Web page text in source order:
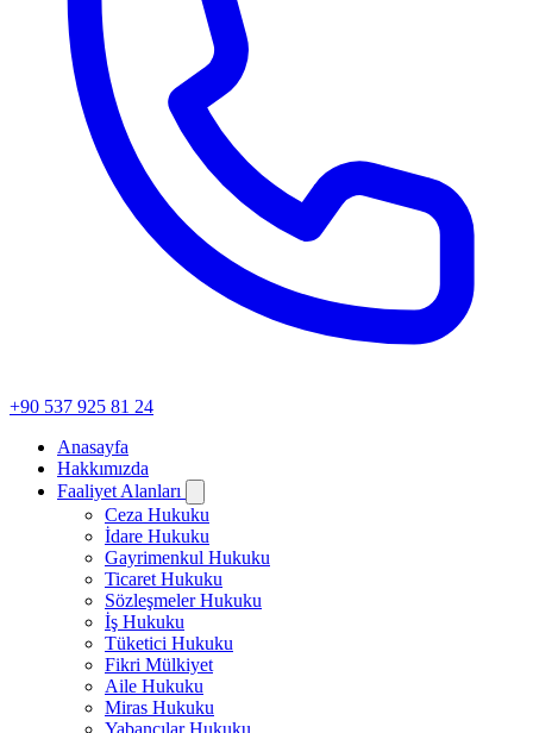
+90 537 925 81 24
Anasayfa
Hakkımızda
Faaliyet Alanları
Ceza Hukuku
İdare Hukuku
Gayrimenkul Hukuku
Ticaret Hukuku
Sözleşmeler Hukuku
İş Hukuku
Tüketici Hukuku
Fikri Mülkiyet
Aile Hukuku
Miras Hukuku
Yabancılar Hukuku